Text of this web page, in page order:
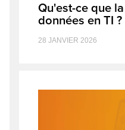
Qu'est-ce que
données en TI ?
28 JANVIER 2026